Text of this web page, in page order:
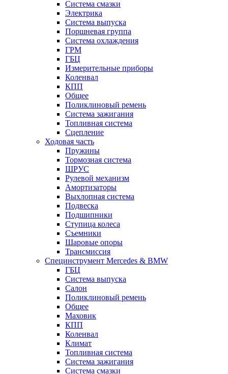
Система смазки
Электрика
Система выпуска
Поршневая группа
Система охлаждения
ГРМ
ГБЦ
Измерительные приборы
Коленвал
КПП
Общее
Поликлиновый ремень
Система зажигания
Топливная система
Сцепление
Ходовая часть
Пружины
Тормозная система
ШРУС
Рулевой механизм
Амортизаторы
Выхлопная система
Подвеска
Подшипники
Ступица колеса
Съемники
Шаровые опоры
Трансмиссия
Специнструмент Mercedes & BMW
ГБЦ
Система выпуска
Салон
Поликлиновый ремень
Общее
Маховик
КПП
Коленвал
Климат
Топливная система
Система зажигания
Система смазки